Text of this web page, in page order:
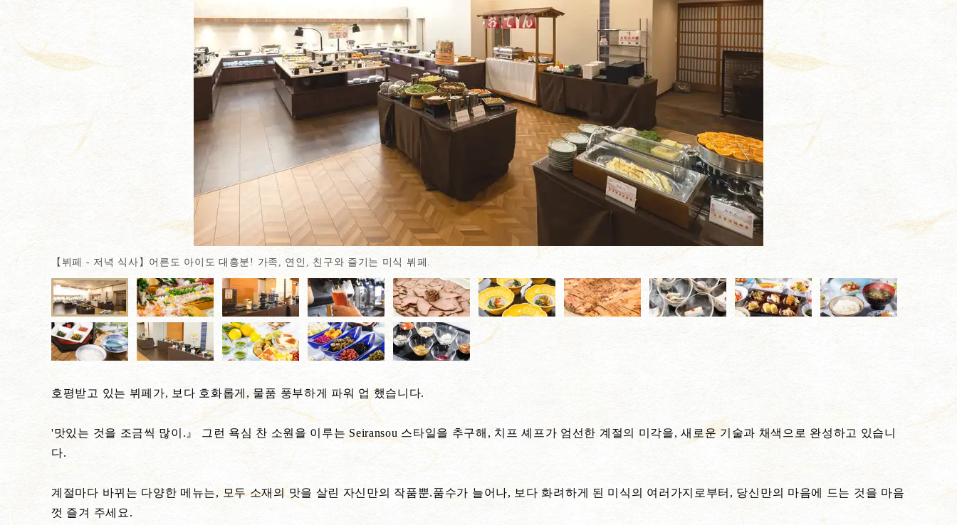
【뷔페 - 저녁 식사】어른도 아이도 대흥분! 가족, 연인, 친구와 즐기는 미식 뷔페.
호평받고 있는 뷔페가, 보다 호화롭게, 물품 풍부하게 파워 업 했습니다.
'맛있는 것을 조금씩 많이.』 그런 욕심 찬 소원을 이루는 Seiransou 스타일을 추구해, 치프 셰프가 엄선한 계절의 미각을, 새로운 기술과 채색으로 완성하고 있습니
다.
계절마다 바뀌는 다양한 메뉴는, 모두 소재의 맛을 살린 자신만의 작품뿐.품수가 늘어나, 보다 화려하게 된 미식의 여러가지로부터, 당신만의 마음에 드는 것을 마음
껏 즐겨 주세요.